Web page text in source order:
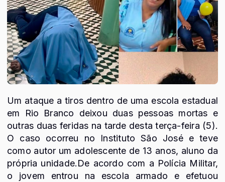
Um ataque a tiros dentro de uma escola estadual
em Rio Branco deixou duas pessoas mortas e
outras duas feridas na tarde desta terça-feira (5).
O caso ocorreu no Instituto São José e teve
como autor um adolescente de 13 anos, aluno da
própria unidade.De acordo com a Polícia Militar,
o jovem entrou na escola armado e efetuou